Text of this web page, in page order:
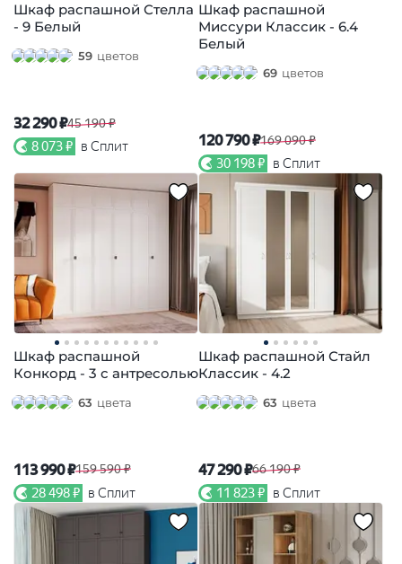
Шкаф распашной Стелла
- 9 Белый
59 цветов
32 290 ₽45 190 ₽
8 073 ₽ в Сплит
Шкаф распашной
Миссури Классик - 6.4
Белый
69 цветов
120 790 ₽169 090 ₽
30 198 ₽ в Сплит
Шкаф распашной
Конкорд - 3 с антресолью
63 цвета
113 990 ₽159 590 ₽
28 498 ₽ в Сплит
Шкаф распашной Стайл
Классик - 4.2
63 цвета
47 290 ₽66 190 ₽
11 823 ₽ в Сплит